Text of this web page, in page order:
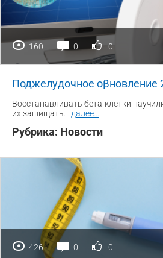
160 0 0
Поджелудочное оβновление
Восстанавливать бета-клетки
их защищать.
далее
Рубрика: Новости
426 0 0